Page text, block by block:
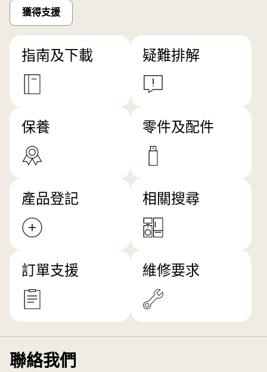
獲得支援
指南及下載 疑難排解
保養 零件及配件
產品登記 相關搜尋
訂單支援 維修要求
聯絡我們